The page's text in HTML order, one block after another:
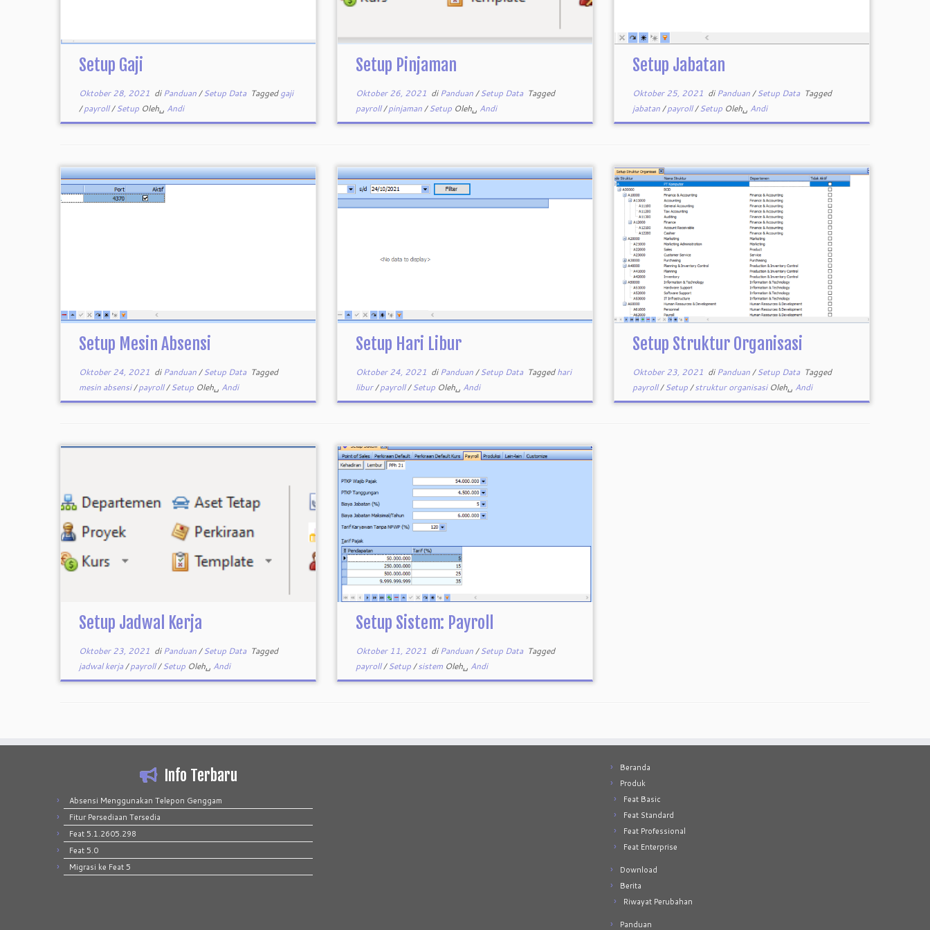
Setup Gaji
Oktober 28, 2021 di Panduan/Setup Data Taggedgaji
/payroll/Setup Oleh␣ Andi
Setup Pinjaman
Oktober 26, 2021 di Panduan/Setup Data Tagged
payroll/pinjaman/Setup Oleh␣ Andi
Setup Jabatan
Oktober 25, 2021 di Panduan/Setup Data Tagged
jabatan/payroll/Setup Oleh␣ Andi
Setup Mesin Absensi
Oktober 24, 2021 di Panduan/Setup Data Tagged
mesin absensi/payroll/Setup Oleh␣ Andi
Setup Hari Libur
Oktober 24, 2021 di Panduan/Setup Data Taggedhari
libur/payroll/Setup Oleh␣ Andi
Setup Struktur Organisasi
Oktober 23, 2021 di Panduan/Setup Data Tagged
payroll/Setup/struktur organisasi Oleh␣ Andi
Setup Jadwal Kerja
Oktober 23, 2021 di Panduan/Setup Data Tagged
jadwal kerja/payroll/Setup Oleh␣ Andi
Setup Sistem: Payroll
Oktober 11, 2021 di Panduan/Setup Data Tagged
payroll/Setup/sistem Oleh␣ Andi
Info Terbaru
Absensi Menggunakan Telepon Genggam
Fitur Persediaan Tersedia
Feat 5.1.2605.298
Feat 5.0
Migrasi ke Feat 5
Beranda
Produk
Feat Basic
Feat Standard
Feat Professional
Feat Enterprise
Download
Berita
Riwayat Perubahan
Panduan